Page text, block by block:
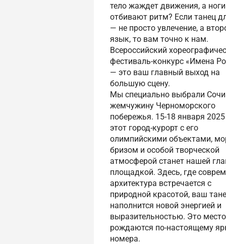
тело жаждет движения, а
отбивают ритм? Если танец
— не просто увлечение, а
язык, то вам точно к нам.
Всероссийский
фестиваль-конкурс «Имена
— это ваш главный выход на
большую сцену.
Мы специально выбрали
жемчужину Черноморского
побережья. 15-18 января 2025
этот город-курорт с его
олимпийскими объектами,
бризом и особой творческой
атмосферой станет нашей
площадкой. Здесь, где
архитектура встречается с
природной красотой, ваш
наполнится новой энергией и
выразительностью. Это
рождаются по-настоящему
номера.